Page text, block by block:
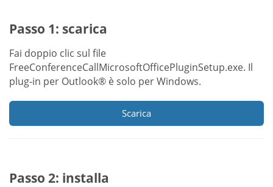
Passo 1: scarica
Fai doppio clic sul file
FreeConferenceCallMicrosoftOfficePluginSetup.exe. Il
plug-in per Outlook® è solo per Windows.
Scarica
Passo 2: installa